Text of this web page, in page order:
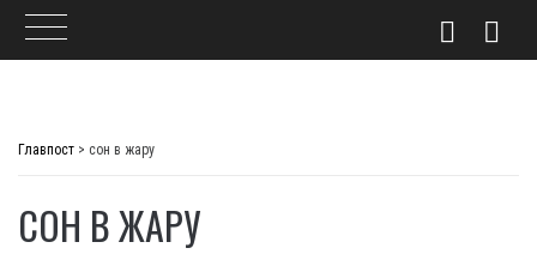
Главпост > сон в жару
СОН В ЖАРУ